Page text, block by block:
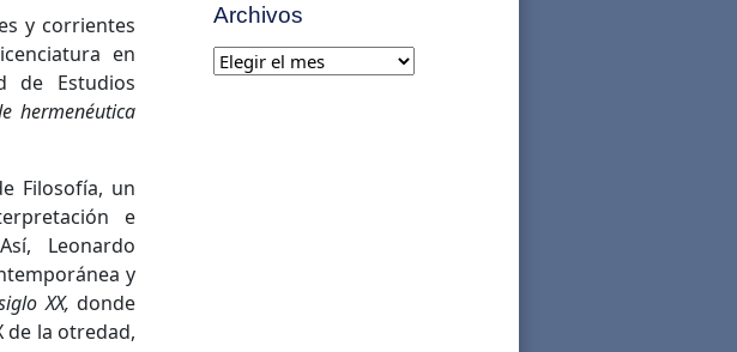
y corrientes
en
de Estudios
hermenéutica
Filosofía, un
e
Leonardo
y
XX, donde
de la otredad,
Archivos
Archivos